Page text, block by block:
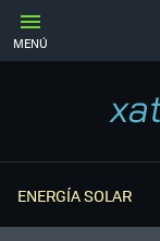
MENÚ
ENERGÍA SOLAR